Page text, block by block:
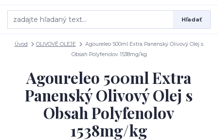
Hľadať
Úvod OLIVOVÉ OLEJE
Agoureleo 500ml Extra Panenský Olivový Olej s
Obsah Polyfenolov 1538mg/kg
Agoureleo 500ml Extra
Panenský Olivový Olej s
Obsah Polyfenolov
1538mg/kg